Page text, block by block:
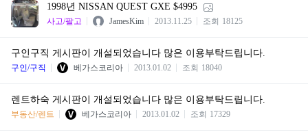
1998년 NISSAN QUEST GXE $4995
사고/팔고 JamesKim 2013.11.25 조회 18125
구인구직 게시판이 개설되었습니다 많은 이용부탁드립니다.
구인/구직 베가스코리아 2013.01.02 조회 18040
렌트하숙 게시판이 개설되었습니다 많은 이용부탁드립니다.
부동산/렌트 베가스코리아 2013.01.02 조회 17329